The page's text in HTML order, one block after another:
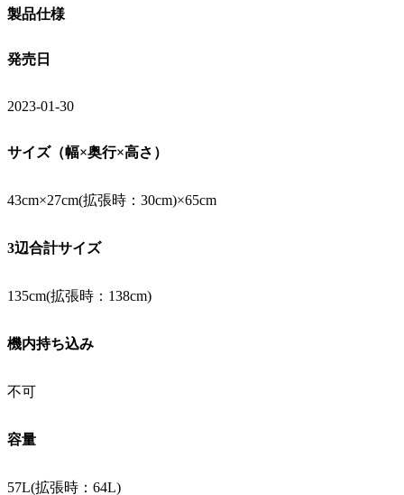
製品仕様
発売日
2023-01-30
サイズ（幅×奥行×高さ）
43cm×27cm(拡張時：30cm)×65cm
3辺合計サイズ
135cm(拡張時：138cm)
機内持ち込み
不可
容量
57L(拡張時：64L)